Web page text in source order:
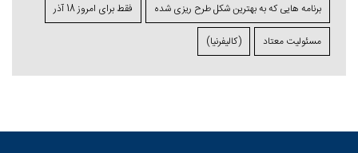
برنامه ⁯هایی که به بهترین شکل طرح ⁯ریزی ⁯شده فقط برای امروز 18 آذر
مسئولیت معتاد (کالیفرنیا)